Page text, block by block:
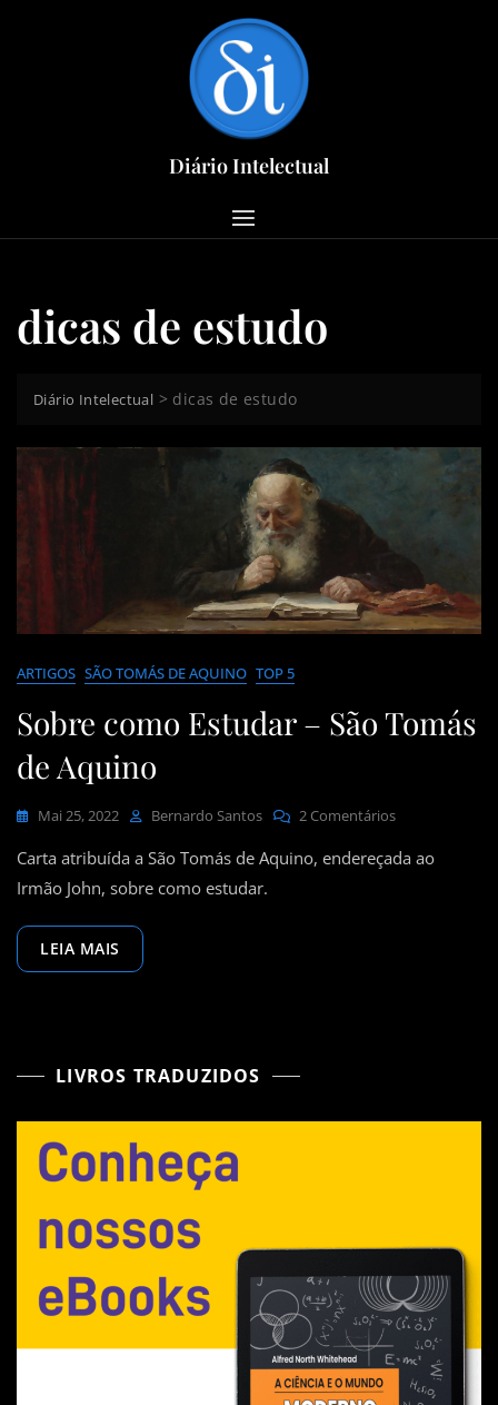
Diário Intelectual
dicas de estudo
Diário Intelectual > dicas de estudo
ARTIGOS SÃO TOMÁS DE AQUINO TOP 5
Sobre como Estudar – São Tomás
de Aquino
Mai 25, 2022 Bernardo Santos 2 ComentáriosEm
Como
Carta atribuída a São Tomás de Aquino, endereçada ao
Irmão John, sobre como estudar.
LEIA MAIS
LIVROS TRADUZIDOS